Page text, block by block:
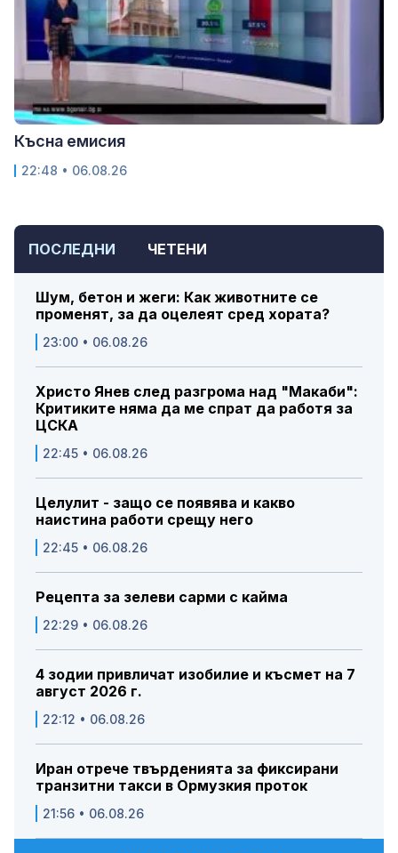
ПОСЛЕДНИ ЧЕТЕНИ
Шум, бетон и жеги: Как животните се
променят, за да оцелеят сред хората?
23:00 • 06.08.26
Христо Янев след разгрома над "Макаби":
Критиките няма да ме спрат да работя за
ЦСКА
22:45 • 06.08.26
Целулит - защо се появява и какво
наистина работи срещу него
22:45 • 06.08.26
Рецепта за зелеви сарми с кайма
22:29 • 06.08.26
4 зодии привличат изобилие и късмет на 7
август 2026 г.
22:12 • 06.08.26
Иран отрече твърденията за фиксирани
транзитни такси в Ормузкия проток
21:56 • 06.08.26
Късна емисия
22:48 • 06.08.26